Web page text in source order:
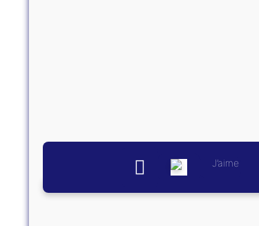
J’aime